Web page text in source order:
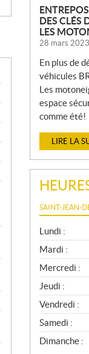
DES CLÉS
LES
28 mars 2023
En plus de
véhicules
Les
espace
comme été!
LIRE LA
SAINT-JEAN-
G
É
N
É
R
A
L
Lundi :
Mardi :
Mercredi :
Jeudi :
Vendredi :
Samedi :
Dimanche :